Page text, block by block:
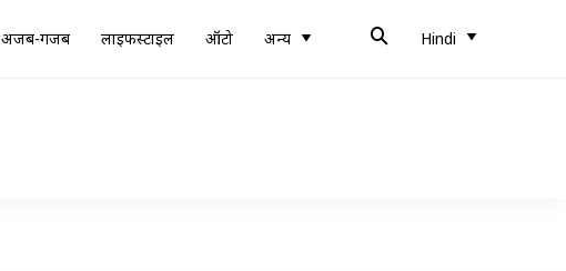
अजब-गजब लाइफस्टाइल ऑटो अन्य Hindi